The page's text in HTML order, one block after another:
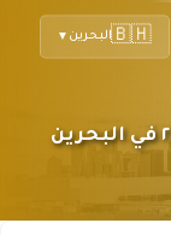
🇧🇭البحرين ▼